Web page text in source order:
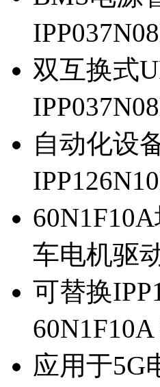
双互换式
自动化设
车电机驱
可替换
60N1F10A
应用于5G